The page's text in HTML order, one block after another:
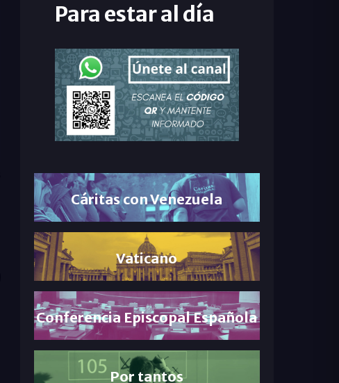
Para estar al día
Cáritas con Venezuela
Vaticano
Conferencia Episcopal Española
Por tantos